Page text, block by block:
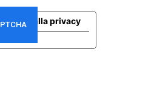
relative alla privacy